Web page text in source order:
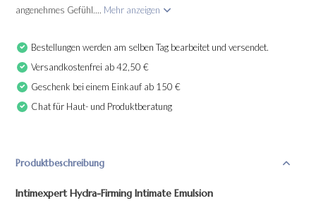
angenehmes Gefühl.... Mehr anzeigen
Bestellungen werden am selben Tag bearbeitet und versendet.
Versandkostenfrei ab 42,50 €
Geschenk bei einem Einkauf ab 150 €
Chat für Haut- und Produktberatung
Produktbeschreibung
Intimexpert Hydra-Firming Intimate Emulsion